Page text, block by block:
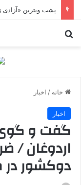
خانه / اخبار
اخبار
گفت و گوی
اردوغان /
دوکشور در